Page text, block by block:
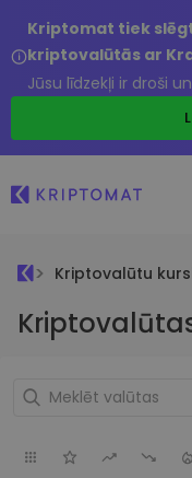
Kriptomat tiek
kriptovalūtās ar
Jūsu līdzekļi ir droši
Kriptovalūtu